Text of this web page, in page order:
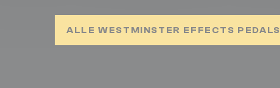
ALLE WESTMINSTER EFFECTS PEDALS